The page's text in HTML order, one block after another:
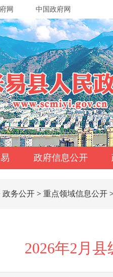
网 中国政府网
政府信息公开
政务公开 > 重点领域信息公开
2026年2月